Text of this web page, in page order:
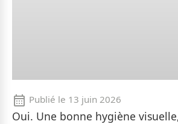
Publié le 13 juin 2026
Oui. Une bonne hygiène